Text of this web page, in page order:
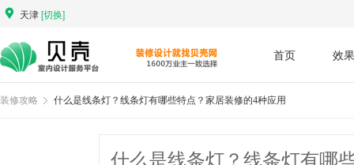
天津[切换]
首页 效
装修攻略 什么是线条灯？线条灯有哪些特点？家居装修的4种应用
什么是线条灯？线条灯有哪